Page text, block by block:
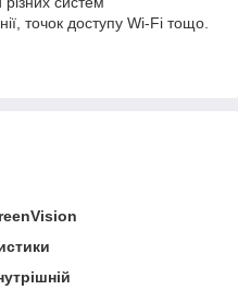
точок доступу Wi-Fi тощо.